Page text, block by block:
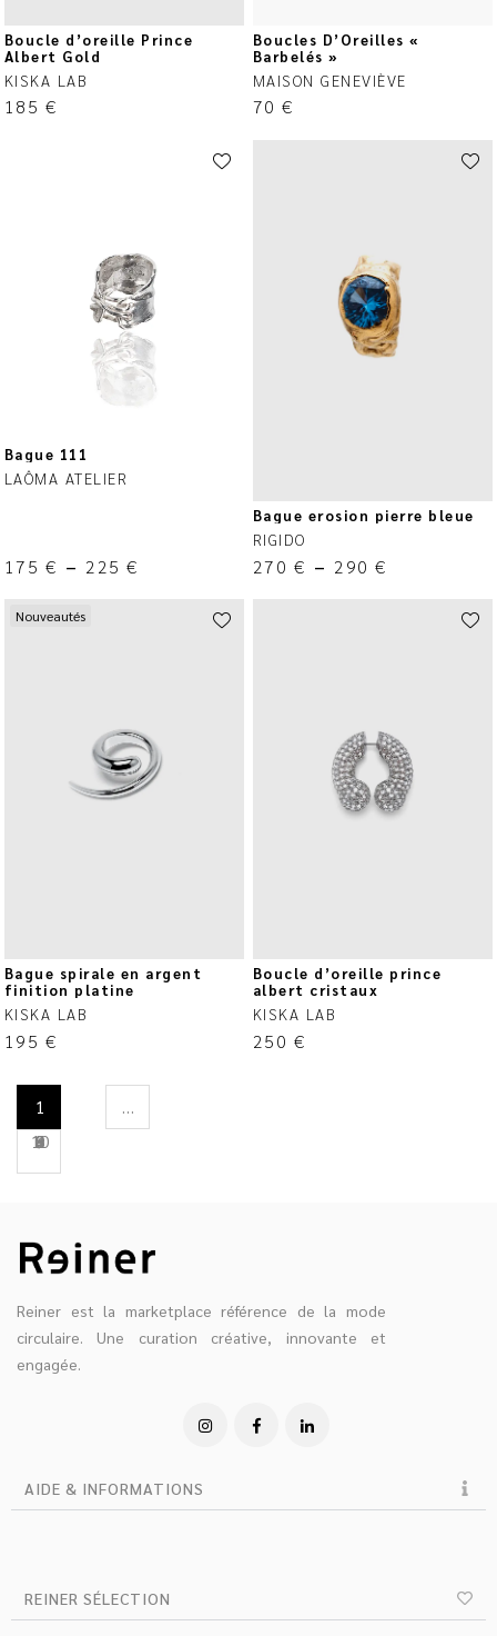
Boucle d’oreille Prince
Albert Gold
KISKA LAB
185 €
Boucles D’Oreilles «
Barbelés »
MAISON GENEVIÈVE
70€
Bague 111
LAÔMA ATELIER
175 € – 225€
Bague erosion pierre bleue
RIGIDO
270 € – 290€
Nouveautés
Bague spirale en argent
finition platine
KISKA LAB
195 €
Boucle d’oreille prince
albert cristaux
KISKA LAB
250 €
1
2
3
4
…
8
9
10
Reiner est la marketplace référence de la mode
circulaire. Une curation créative, innovante et
engagée.
AIDE & INFORMATIONS
REINER SÉLECTION